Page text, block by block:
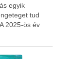
egyik
tud
2025-ös év
a téren, amik